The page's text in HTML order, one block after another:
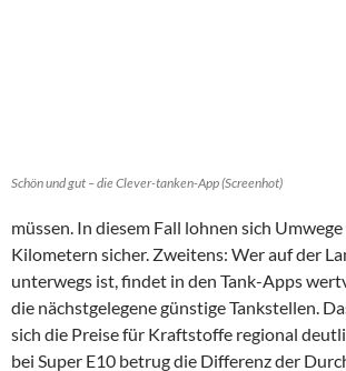
Schön und gut – die Clever-tanken-App (Screenhot)
müssen. In diesem Fall lohnen sich
Kilometern sicher. Zweitens: Wer auf der
unterwegs ist, findet in den Tank-Apps
die nächstgelegene günstige Tankstellen.
sich die Preise für Kraftstoffe regional
bei Super E10 betrug die Differenz der